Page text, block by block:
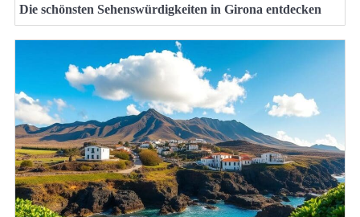
Die schönsten Sehenswürdigkeiten in Girona entdecken